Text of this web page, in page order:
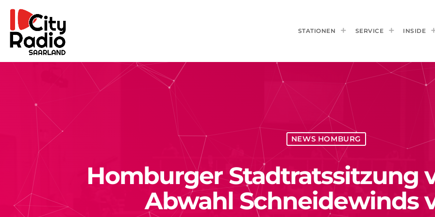
STATIONEN SERVICE INSIDE
NEWS HOMBURG
Homburger Stadtratssitzung
Abwahl Schneidewinds